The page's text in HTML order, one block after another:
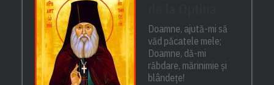
Doamne, ajută-mi să
văd păcatele mele;
Doamne, dă-mi
răbdare, mărinimie şi
blândeţe!